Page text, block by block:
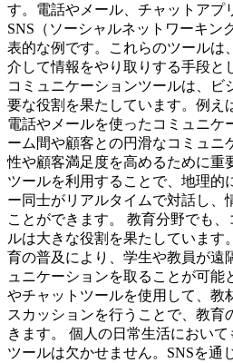
す。電話やメール、チャットアプ
SNS（ソーシャルネットワーキン
表的な例です。これらのツールは
介して情報をやり取りする手段と
コミュニケーションツールは、ビ
要な役割を果たしています。例え
電話やメールを使ったコミュニケ
ーム間や顧客との円滑なコミュニ
性や顧客満足度を高めるために重
ツールを利用することで、地理的
ー同士がリアルタイムで対話し、
ことができます。 教育分野でも
ルは大きな役割を果たしています
育の普及により、学生や教員が遠
ュニケーションを取ることが可能
やチャットツールを使用して、教
スカッションを行うことで、教育
きます。 個人の日常生活におい
ツールは欠かせません。SNSを通